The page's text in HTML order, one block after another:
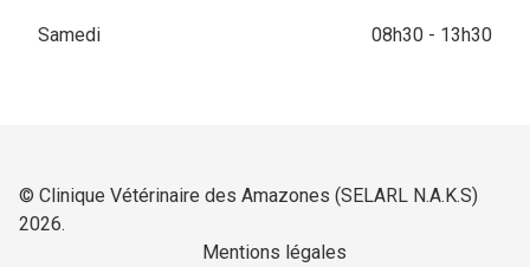
Samedi 08h30 - 13h30
© Clinique Vétérinaire des Amazones (SELARL N.A.K.S)
2026.
Mentions légales